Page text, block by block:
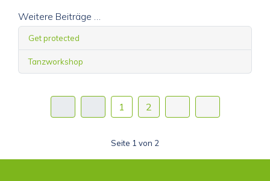
Weitere Beiträge …
Get protected
Tanzworkshop
1 2
Seite 1 von 2